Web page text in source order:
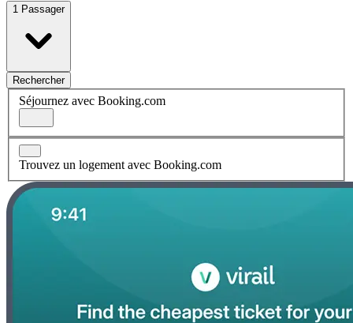
1 Passager
Rechercher
Séjournez avec Booking.com
Trouvez un logement avec Booking.com